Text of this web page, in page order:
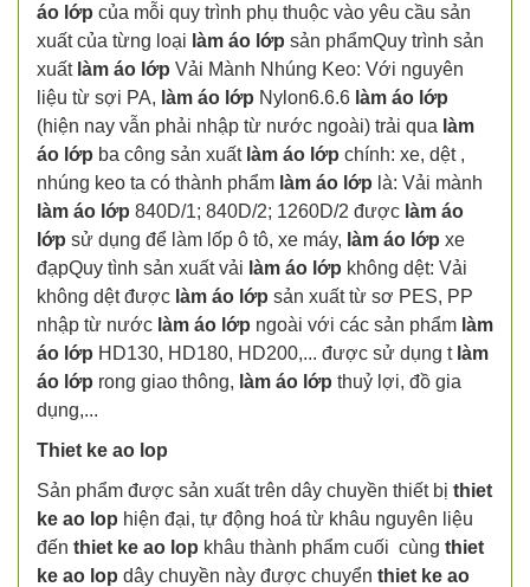
áo lớp của mỗi quy trình phụ thuộc vào yêu cầu sản
xuất của từng loại làm áo lớp sản phẩmQuy trình sản
xuấtlàm áo lớp Vải Mành Nhúng Keo: Với nguyên
liệu từ sợi PA, làm áo lớp Nylon6.6.6 làm áo lớp
(hiện nay vẫn phải nhập từ nước ngoài) trải qua làm
áo lớp ba công sản xuất làm áo lớp chính: xe, dệt ,
nhúng keo ta có thành phẩm làm áo lớp là: Vải mành
làm áo lớp 840D/1; 840D/2; 1260D/2 được làm áo
lớp sử dụng để làm lốp ô tô, xe máy, làm áo lớp xe
đạpQuy tình sản xuất vải làm áo lớp không dệt: Vải
không dệt được làm áo lớp sản xuất từ sơ PES, PP
nhập từ nước làm áo lớp ngoài với các sản phẩm làm
áo lớp HD130, HD180, HD200,... được sử dụng tlàm
áo lớp rong giao thông, làm áo lớp thuỷ lợi, đồ gia
dụng,...
Thiet ke ao lop
Sản phẩm được sản xuất trên dây chuyền thiết bị thiet
ke ao lop hiện đại, tự động hoá từ khâu nguyên liệu
đến thiet ke ao lop khâu thành phẩm cuối cùng thiet
ke ao lop dây chuyền này được chuyển thiet ke ao